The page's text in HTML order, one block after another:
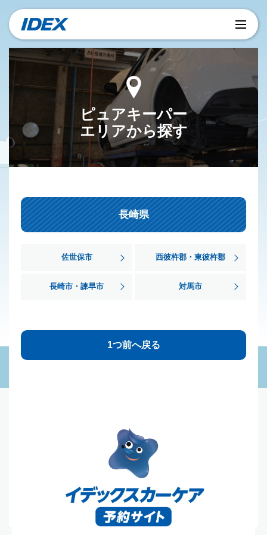
ピュアキーパー
エリアから探す
長崎県
佐世保市 西彼杵郡・東彼杵郡
長崎市・諫早市 対馬市
1つ前へ戻る